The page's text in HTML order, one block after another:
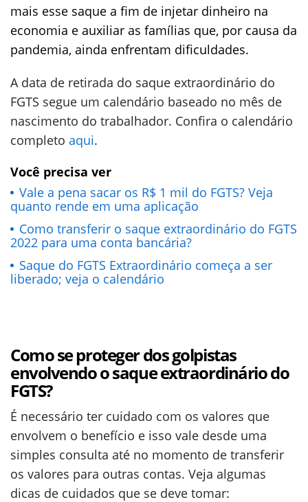
mais esse saque a fim de injetar dinheiro na
economia e auxiliar as famílias que, por causa da
pandemia, ainda enfrentam dificuldades.
A data de retirada do saque extraordinário do
FGTS segue um calendário baseado no mês de
nascimento do trabalhador. Confira o calendário
completo aqui.
Você precisa ver
Vale a pena sacar os R$ 1 mil do FGTS? Veja
quanto rende em uma aplicação
Como transferir o saque extraordinário do FGTS
2022 para uma conta bancária?
Saque do FGTS Extraordinário começa a ser
liberado; veja o calendário
Como se proteger dos golpistas
envolvendo o saque extraordinário do
FGTS?
É necessário ter cuidado com os valores que
envolvem o benefício e isso vale desde uma
simples consulta até no momento de transferir
os valores para outras contas. Veja algumas
dicas de cuidados que se deve tomar: